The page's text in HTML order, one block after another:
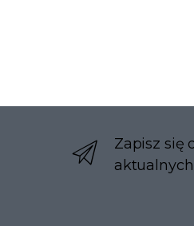
Zapisz się